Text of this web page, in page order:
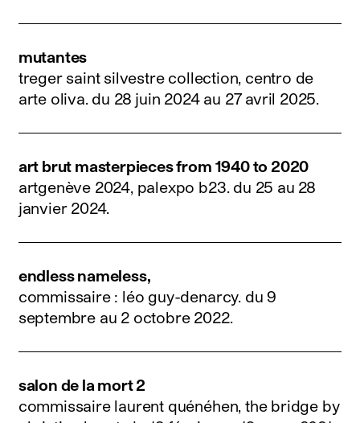
mutantes
treger saint silvestre collection, centro de
arte oliva. du 28 juin 2024 au 27 avril 2025.
art brut masterpieces from 1940 to 2020
artgenève 2024, palexpo b23. du 25 au 28
janvier 2024.
endless nameless,
commissaire : léo guy-denarcy. du 9
septembre au 2 octobre 2022.
salon de la mort 2
commissaire laurent quénéhen, the bridge by